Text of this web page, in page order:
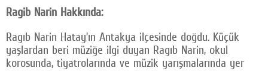
Ragib Narin Hakkında:
Ragıb Narin Hatay’ın Antakya ilçesinde doğdu. Küçük
yaşlardan beri müziğe ilgi duyan Ragıb Narin, okul
korosunda, tiyatrolarında ve müzik yarışmalarında yer